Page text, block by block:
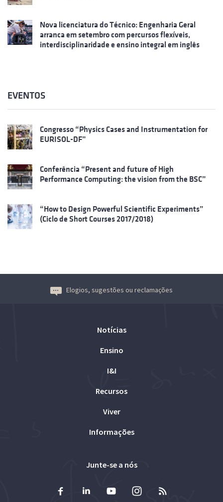
Nova licenciatura do Técnico: Engenharia Geral
arranca em setembro com percursos flexíveis,
interdisciplinaridade e ensino integral em inglês
EVENTOS
Congresso “Physics Cases and Instrumentation for
EURISOL-DF”
Conferência “Present and future of High
Performance Computing: the vision from the BSC”
“How to Design Powerful Scientific Experiments”
(Ciclo de Short Courses 2017/2018)
Elogios, sugestões ou reclamações
Notícias
Ensino
I&I
Recursos
Viver
Informações
Junte-se a nós